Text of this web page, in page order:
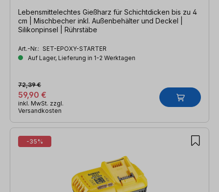
Lebensmittelechtes Gießharz für Schichtdicken bis zu 4
cm | Mischbecher inkl. Außenbehälter und Deckel |
Silikonpinsel | Rührstäbe
Art.-Nr.: SET-EPOXY-STARTER
Auf Lager, Lieferung in 1-2 Werktagen
59,90 €
72,39 €
inkl. MwSt. zzgl.
Versandkosten
-35%